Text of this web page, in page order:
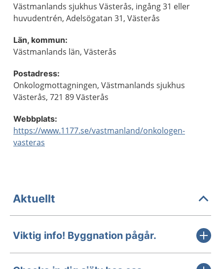
Västmanlands sjukhus Västerås, ingång 31 eller
huvudentrén, Adelsögatan 31, Västerås
Län, kommun:
Västmanlands län, Västerås
Postadress:
Onkologmottagningen, Västmanlands sjukhus
Västerås, 721 89 Västerås
Webbplats:
https://www.1177.se/vastmanland/onkologen-
vasteras
Aktuellt
Viktig info! Byggnation pågår.